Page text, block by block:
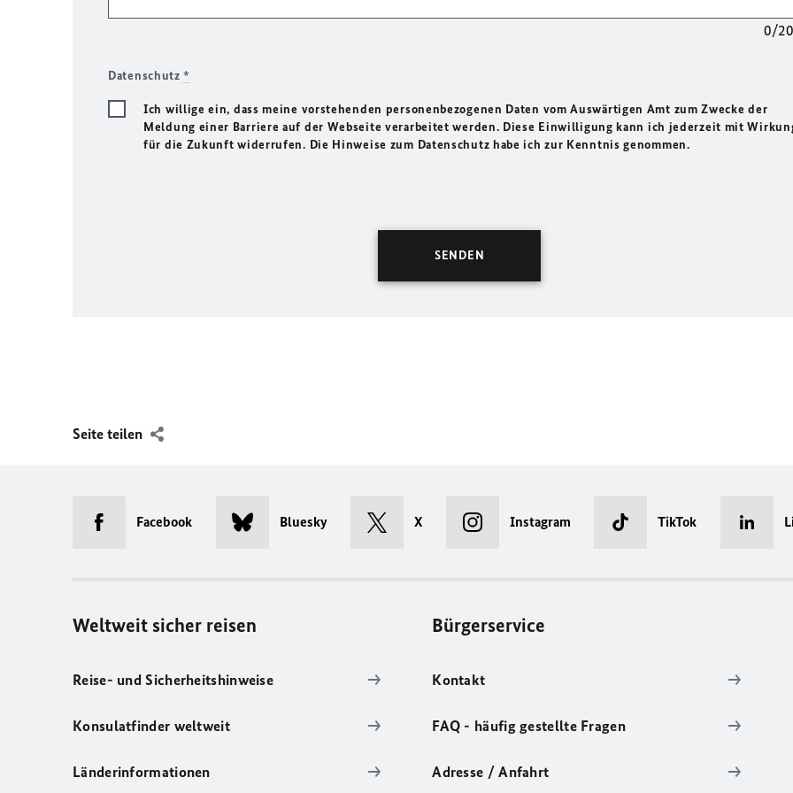
0/
Datenschutz*
Ich willige ein, dass meine vorstehenden personenbezogenen Daten vom Auswärtigen Amt zum Zwecke der
Meldung einer Barriere auf der Webseite verarbeitet werden. Diese Einwilligung kann ich jederzeit mit
für die Zukunft widerrufen. Die Hinweise zum Datenschutz habe ich zur Kenntnis genommen.
Seite teilen
Facebook Bluesky X Instagram TikTok
Weltweit sicher reisen
Reise- und Sicherheitshinweise
Konsulatfinder weltweit
Länderinformationen
Bürgerservice
Kontakt
FAQ - häufig gestellte Fragen
Adresse / Anfahrt